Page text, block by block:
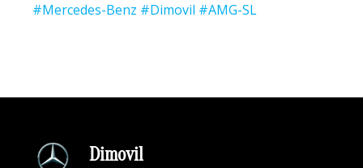
#Mercedes-Benz #Dimovil #AMG-SL
Dimovil